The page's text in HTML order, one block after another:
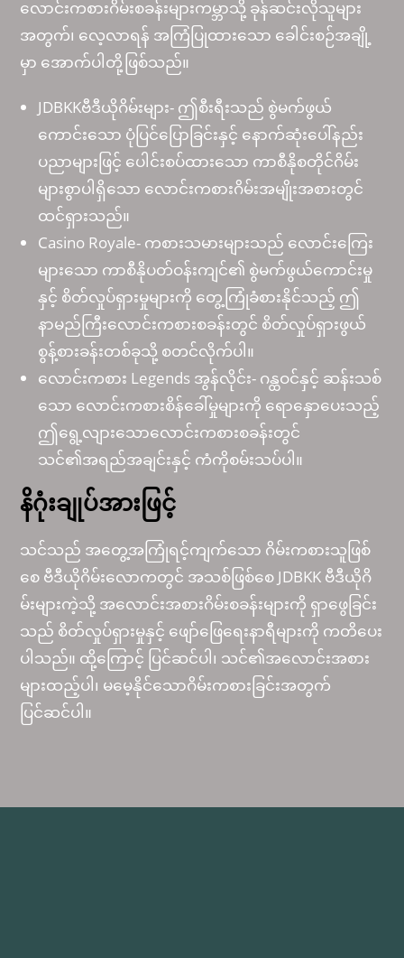
လောင်းကစားဂိမ်းစခန်းများကမ္ဘာသို့ ခုန်ဆင်းလိုသူများ
အတွက်၊ လေ့လာရန် အကြံပြုထားသော ခေါင်းစဉ်အချို့
မှာ အောက်ပါတို့ဖြစ်သည်။
JDBKKဗီဒီယိုဂိမ်းများ- ဤစီးရီးသည် စွဲမက်ဖွယ်
ကောင်းသော ပုံပြင်ပြောခြင်းနှင့် နောက်ဆုံးပေါ်နည်း
ပညာများဖြင့် ပေါင်းစပ်ထားသော ကာစီနိုစတိုင်ဂိမ်း
များစွာပါရှိသော လောင်းကစားဂိမ်းအမျိုးအစားတွင်
ထင်ရှားသည်။
Casino Royale- ကစားသမားများသည် လောင်းကြေး
များသော ကာစီနိုပတ်ဝန်းကျင်၏ စွဲမက်ဖွယ်ကောင်းမှု
နှင့် စိတ်လှုပ်ရှားမှုများကို တွေ့ကြုံခံစားနိုင်သည့် ဤ
နာမည်ကြီးလောင်းကစားစခန်းတွင် စိတ်လှုပ်ရှားဖွယ်
စွန့်စားခန်းတစ်ခုသို့ စတင်လိုက်ပါ။
လောင်းကစား Legends အွန်လိုင်း- ဂန္ထဝင်နှင့် ဆန်းသစ်
သော လောင်းကစားစိန်ခေါ်မှုများကို ရောနှောပေးသည့်
ဤရွေ့လျားသောလောင်းကစားစခန်းတွင်
သင်၏အရည်အချင်းနှင့် ကံကိုစမ်းသပ်ပါ။
နိဂုံးချုပ်အားဖြင့်
သင်သည် အတွေ့အကြုံရင့်ကျက်သော ဂိမ်းကစားသူဖြစ်
စေ ဗီဒီယိုဂိမ်းလောကတွင် အသစ်ဖြစ်စေ JDBKK ဗီဒီယိုဂိ
မ်းများကဲ့သို့ အလောင်းအစားဂိမ်းစခန်းများကို ရှာဖွေခြင်း
သည် စိတ်လှုပ်ရှားမှုနှင့် ဖျော်ဖြေရေးနာရီများကို ကတိပေး
ပါသည်။ ထို့ကြောင့် ပြင်ဆင်ပါ၊ သင်၏အလောင်းအစား
များထည့်ပါ၊ မမေ့နိုင်သောဂိမ်းကစားခြင်းအတွက်
ပြင်ဆင်ပါ။